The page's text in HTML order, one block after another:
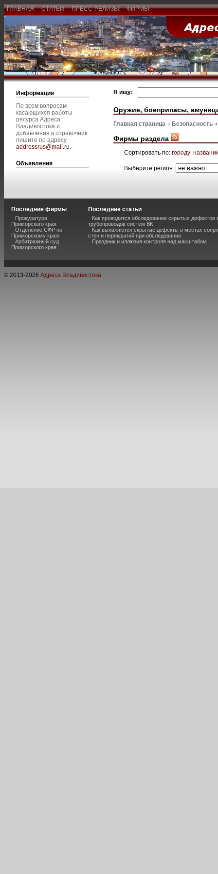
ГЛАВНАЯ СТАТЬИ ПРЕСС-РЕЛИЗЫ ФИРМЫ
Информация
По всем вопросам
касающихся работы
ресурса Адреса
Владивостока и
добавления в справочник
пишите по адресу
addressrus@mail.ru.
Объявления
Я ищу:
Оружие, боеприпасы,
Главная страница Безопасность
Фирмы раздела
Сортировать по: городу
Выберите регион:
Последние фирмы
Прокуратура
Приморского края
Отделение СФР по
Приморскому краю
Арбитражный суд
Приморского края
Последние статьи
Как проводится обследование скрытых дефектов
трубопроводов систем ВК
Как выявляются скрытые дефекты в местах
стен и перекрытий при обследовании
Праздник и иллюзия контроля над масштабом
© 2013-2026 Адреса Владивостока